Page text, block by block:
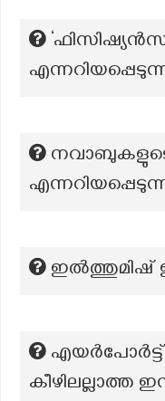
ഇൽത്തുമിഷ്
എയർപോർട്ട്
കീഴിലല്ലാത്ത